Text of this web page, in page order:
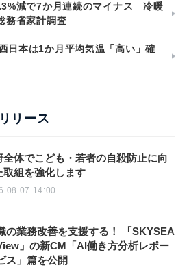
減で7か月連続のマイナス 冷暖
務省家計調査
日本は1か月平均気温「高い」確
リース
全体でこども・若者の自殺防止に向
取組を強化します
14:00
の業務改善を支援する！ 「SKYSEA
」の新CM「AI働き方分析レポー
ス」篇を公開